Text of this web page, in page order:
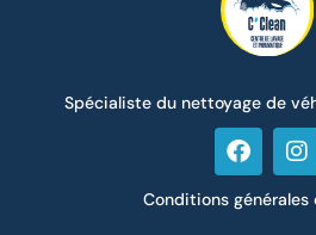
Spécialiste du nettoyage de
Conditions générales